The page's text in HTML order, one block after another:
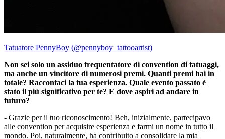
Tatuatore PennyBoy (@pennyboy_tattooartist)
Non sei solo un assiduo frequentatore di convention di tatuaggi,
ma anche un vincitore di numerosi premi. Quanti premi hai in
totale? Raccontaci la tua esperienza. Quale evento passato è
stato il più significativo per te? E dove aspiri ad andare in
futuro?
- Grazie per il tuo riconoscimento! Beh, inizialmente, partecipavo
alle convention per acquisire esperienza e farmi un nome in tutto il
mondo. Poi, naturalmente, ha contribuito a consolidare la mia